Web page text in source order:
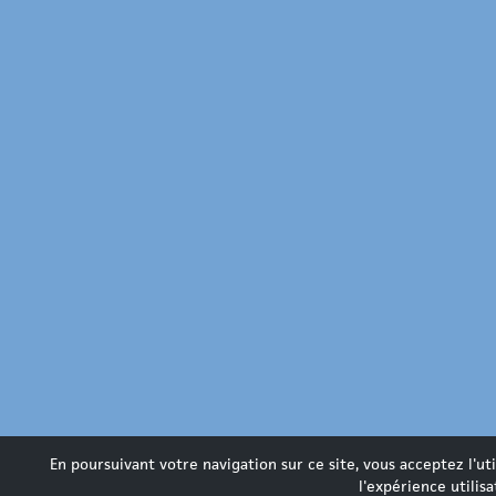
En poursuivant votre navigation sur ce site, vous acceptez
l'expérience